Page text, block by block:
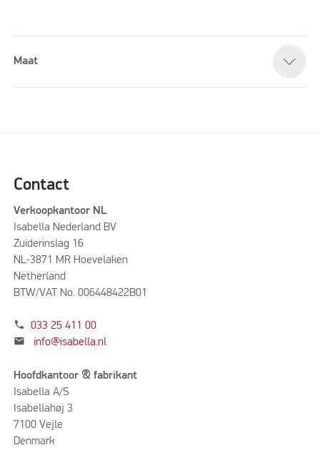
Please accept marketing cookies to watch this video
Maat
Contact
Verkoopkantoor NL
Isabella Nederland BV
Zuiderinslag 16
NL-3871 MR Hoevelaken
Netherland
BTW/VAT No. 006448422B01
phone 033 25 411 00
mail info@isabella.nl
Hoofdkantoor & fabrikant
Isabella A/S
Isabellahøj 3
7100 Vejle
Denmark